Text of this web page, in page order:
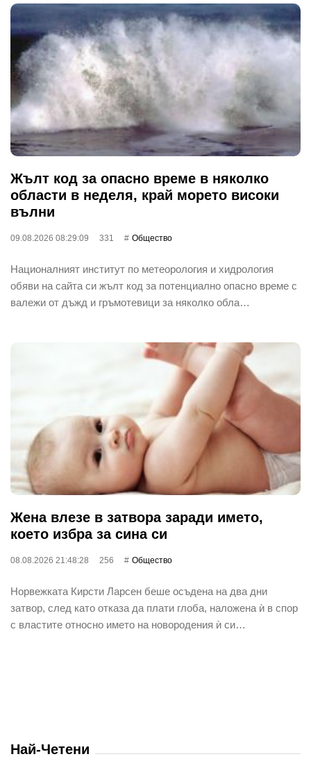
Жълт код за опасно време в няколко
области в неделя, край морето високи
вълни
09.08.2026 08:29:09 331 Общество
Националният институт по метеорология и хидрология
обяви на сайта си жълт код за потенциално опасно време с
валежи от дъжд и гръмотевици за няколко обла…
Жена влезе в затвора заради името,
което избра за сина си
08.08.2026 21:48:28 256 Общество
Норвежката Кирсти Ларсен беше осъдена на два дни
затвор, след като отказа да плати глоба, наложена ѝ в спор
с властите относно името на новородения ѝ си…
Най-Четени